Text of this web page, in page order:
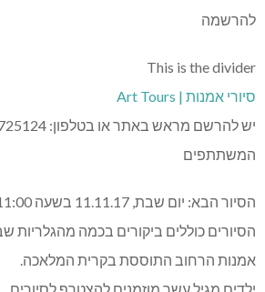
להרשמה
This is the divider
סיורי אמנות | Art Tours
המשתתפים
הסיור הבא: יום שבת, 11.11.17 בשעה 11:00
הסיורים כוללים ביקורים בכמה מהגלריות
אמנות הרחוב התוססת בקרית המלאכה.